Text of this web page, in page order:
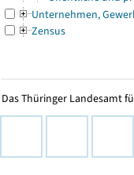
Unternehmen,
Zensus
Das Thüringer Landesamt